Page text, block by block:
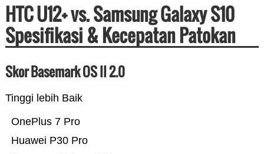
HTC U12+ vs. Samsung Galaxy S10
Spesifikasi & Kecepatan Patokan
Skor Basemark OS II 2.0
Tinggi lebih Baik
Huawei P30 Pro
OnePlus 7 Pro